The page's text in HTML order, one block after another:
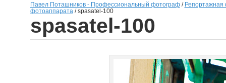
Павел Поташников - Профессиональный фотограф/ Репортажная
фотоаппарата /spasatel-100
spasatel-100